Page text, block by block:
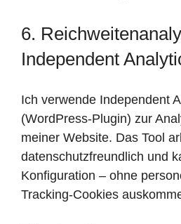
6.
Independent
Ich verwende Independent
(WordPress-Plugin) zur
meiner Website. Das Tool
datenschutzfreundlich und
Konfiguration – ohne
Tracking-Cookies